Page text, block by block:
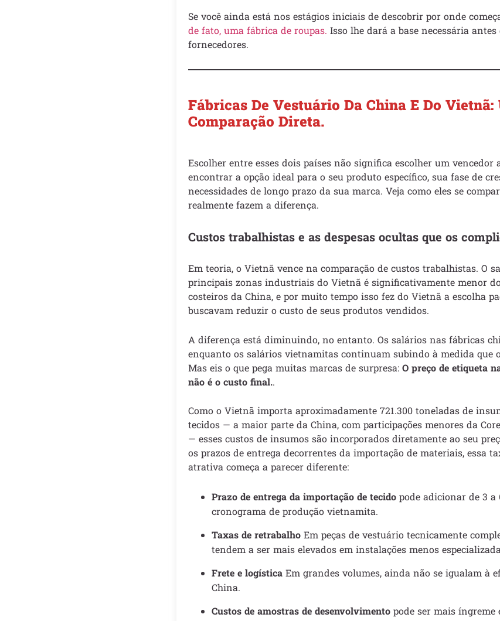
Se você ainda está nos estágios iniciais de descobrir por onde
de fato, uma fábrica de roupas. Isso lhe dará a base necessária
fornecedores.
Fábricas De Vestuário Da China E Do Vietnã:
Comparação Direta.
Escolher entre esses dois países não significa escolher um vencedor
encontrar a opção ideal para o seu produto específico, sua fase de
necessidades de longo prazo da sua marca. Veja como eles se
realmente fazem a diferença.
Custos trabalhistas e as despesas ocultas que os
Em teoria, o Vietnã vence na comparação de custos trabalhistas. O
principais zonas industriais do Vietnã é significativamente menor
costeiros da China, e por muito tempo isso fez do Vietnã a escolha
buscavam reduzir o custo de seus produtos vendidos.
A diferença está diminuindo, no entanto. Os salários nas fábricas
enquanto os salários vietnamitas continuam subindo à medida que
Mas eis o que pega muitas marcas de surpresa: O preço de etiqueta
não é o custo final..
Como o Vietnã importa aproximadamente 721.300 toneladas de
tecidos — a maior parte da China, com participações menores da
— esses custos de insumos são incorporados diretamente ao seu
os prazos de entrega decorrentes da importação de materiais, essa
atrativa começa a parecer diferente:
Prazo de entrega da importação de tecidopode adicionar de 3 a
cronograma de produção vietnamita.
Taxas de retrabalhoEm peças de vestuário tecnicamente
tendem a ser mais elevados em instalações menos
Frete e logísticaEm grandes volumes, ainda não se igualam à
China.
Custos de amostras de desenvolvimentopode ser mais íngreme